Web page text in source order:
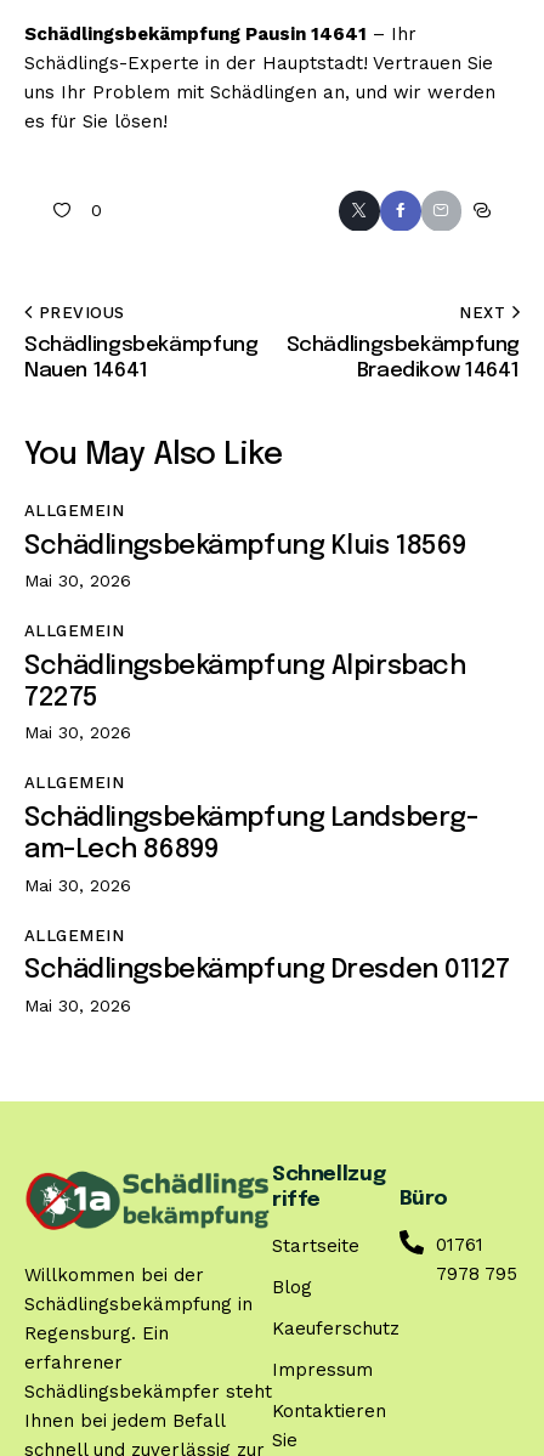
Schädlingsbekämpfung Pausin 14641 – Ihr
Schädlings-Experte in der Hauptstadt! Vertrauen Sie
uns Ihr Problem mit Schädlingen an, und wir werden
es für Sie lösen!
0
PREVIOUS
Schädlingsbekämpfung
Nauen 14641
NEXT
Schädlingsbekämpfung
Braedikow 14641
You May Also Like
ALLGEMEIN
Schädlingsbekämpfung Kluis 18569
Mai 30, 2026
ALLGEMEIN
Schädlingsbekämpfung Alpirsbach
72275
Mai 30, 2026
ALLGEMEIN
Schädlingsbekämpfung Landsberg-
am-Lech 86899
Mai 30, 2026
ALLGEMEIN
Schädlingsbekämpfung Dresden 01127
Mai 30, 2026
Willkommen bei der
Schädlingsbekämpfung in
Regensburg. Ein
erfahrener
Schädlingsbekämpfer steht
Ihnen bei jedem Befall
schnell und zuverlässig zur
Schnellzug
riffe
Startseite
Blog
Kaeuferschutz
Impressum
Kontaktieren
Sie
Büro
01761
7978 795